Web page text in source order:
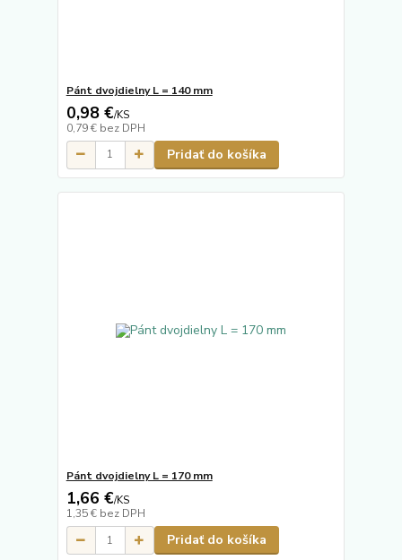
Pánt dvojdielny L = 140 mm
0,98 €/KS
0,79 € bez DPH
Pridať do košíka
Pánt dvojdielny L = 170 mm
1,66 €/KS
1,35 € bez DPH
Pridať do košíka